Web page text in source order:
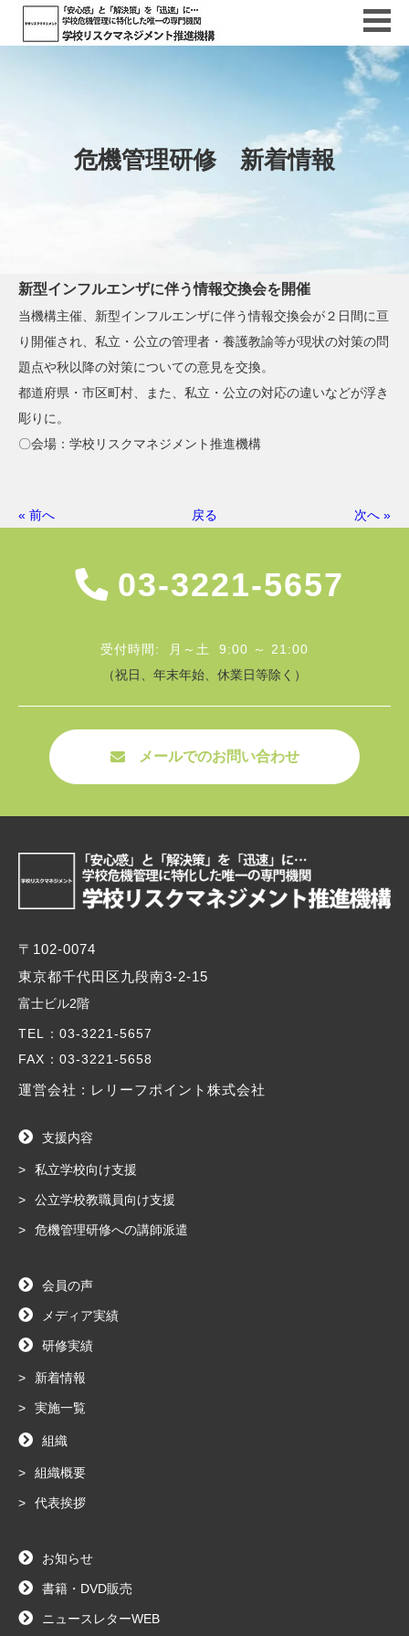
危機管理研修 新着情報
新型インフルエンザに伴う情報交換会を開催
当機構主催、新型インフルエンザに伴う情報交換会が２日間に亘
り開催され、私立・公立の管理者・養護教諭等が現状の対策の問
題点や秋以降の対策についての意見を交換。
都道府県・市区町村、また、私立・公立の対応の違いなどが浮き
彫りに。
〇会場：学校リスクマネジメント推進機構
« 前へ 戻る 次へ »
03-3221-5657
受付時間: 月～土 9:00 ～ 21:00
（祝日、年末年始、休業日等除く）
メールでのお問い合わせ
〒102-0074
東京都千代田区九段南3-2-15
富士ビル2階
TEL ：03-3221-5657
FAX ：03-3221-5658
運営会社 : レリーフポイント株式会社
支援内容
私立学校向け支援
公立学校教職員向け支援
危機管理研修への講師派遣
会員の声
メディア実績
研修実績
新着情報
実施一覧
組織
組織概要
代表挨拶
お知らせ
書籍・DVD販売
ニュースレターWEB